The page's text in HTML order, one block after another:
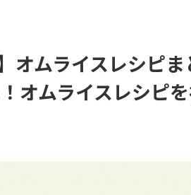
オムライスレシピ
オムライスレシピ